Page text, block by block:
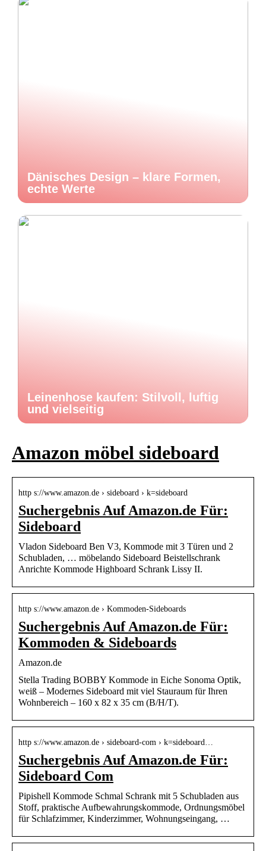
Dänisches Design – klare Formen,
echte Werte
Leinenhose kaufen: Stilvoll, luftig
und vielseitig
Amazon möbel sideboard
http s://www.amazon.de › sideboard › k=sideboard
Suchergebnis Auf Amazon.de Für:
Sideboard
Vladon Sideboard Ben V3, Kommode mit 3 Türen und 2
Schubladen, … möbelando Sideboard Beistellschrank
Anrichte Kommode Highboard Schrank Lissy II.
http s://www.amazon.de › Kommoden-Sideboards
Suchergebnis Auf Amazon.de Für:
Kommoden & Sideboards
Amazon.de
Stella Trading BOBBY Kommode in Eiche Sonoma Optik,
weiß – Modernes Sideboard mit viel Stauraum für Ihren
Wohnbereich – 160 x 82 x 35 cm (B/H/T).
http s://www.amazon.de › sideboard-com › k=sideboard…
Suchergebnis Auf Amazon.de Für:
Sideboard Com
Pipishell Kommode Schmal Schrank mit 5 Schubladen aus
Stoff, praktische Aufbewahrungskommode, Ordnungsmöbel
für Schlafzimmer, Kinderzimmer, Wohnungseingang, …